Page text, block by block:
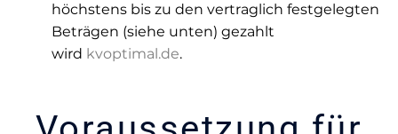
höchstens bis zu den vertraglich festgelegten
Beträgen (siehe unten) gezahlt
wird kvoptimal.de.